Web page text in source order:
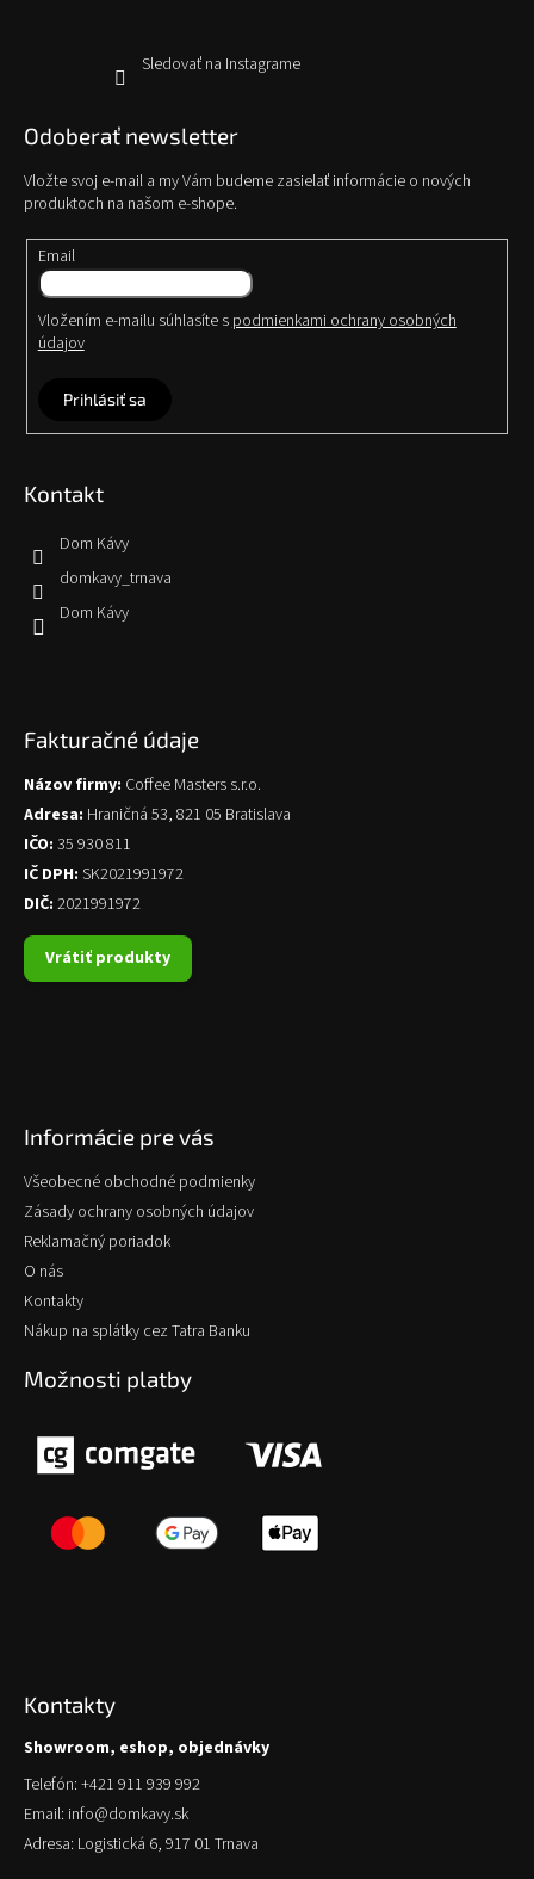
Sledovať na Instagrame
Odoberať newsletter
Vložte svoj e-mail a my Vám budeme zasielať informácie o nových
produktoch na našom e-shope.
Email
Vložením e-mailu súhlasíte s podmienkami ochrany osobných
údajov
Prihlásiť sa
Kontakt
Dom Kávy
domkavy_trnava
Dom Kávy
Fakturačné údaje
Názov firmy: Coffee Masters s.r.o.
Adresa: Hraničná 53, 821 05 Bratislava
IČO: 35 930 811
IČ DPH: SK2021991972
DIČ: 2021991972
Vrátiť produkty
Informácie pre vás
Všeobecné obchodné podmienky
Zásady ochrany osobných údajov
Reklamačný poriadok
O nás
Kontakty
Nákup na splátky cez Tatra Banku
Možnosti platby
Kontakty
Showroom, eshop, objednávky
Telefón: +421 911 939 992
Email: info@domkavy.sk
Adresa: Logistická 6, 917 01 Trnava